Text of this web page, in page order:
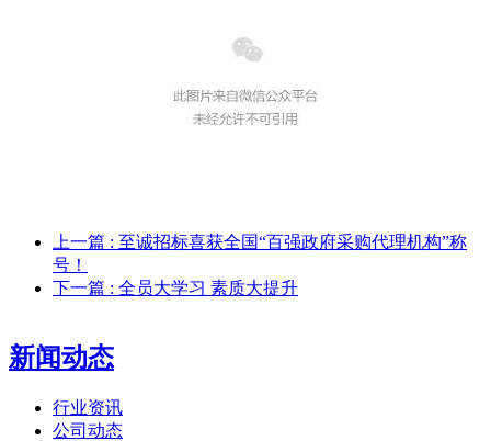
上一篇 : 至诚招标喜获全国“百强政府采购代理机构”称
号！
下一篇 : 全员大学习 素质大提升
新闻动态
行业资讯
公司动态